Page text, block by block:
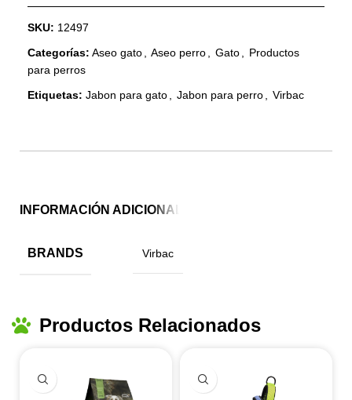
SKU: 12497
Categorías: Aseo gato Aseo perro Gato
Productos
para perros
Etiquetas: Jabon para gato Jabon para perro Virbac
INFORMACIÓN ADICIONAL
BRANDS Virbac
Productos Relacionados